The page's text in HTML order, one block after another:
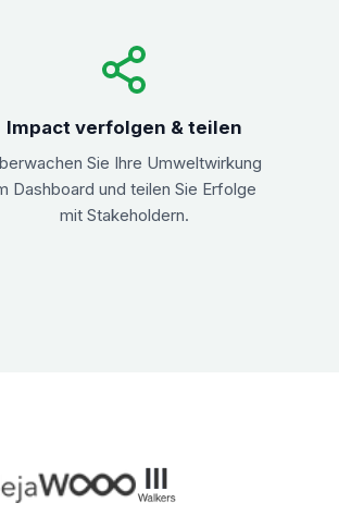
Impact verfolgen & teilen
Sie Ihre Umweltwirkung
Dashboard und teilen Sie Erfolge
mit Stakeholdern.